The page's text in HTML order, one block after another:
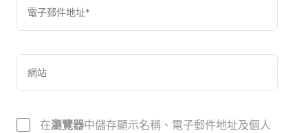
在瀏覽器中儲存顯示名稱、電子郵件地址及個人